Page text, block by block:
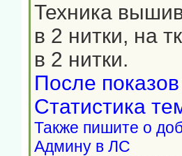
Техника
в 2 нитки, на
в 2 нитки.
После
Статистика
Также пишите о
Админу в ЛС